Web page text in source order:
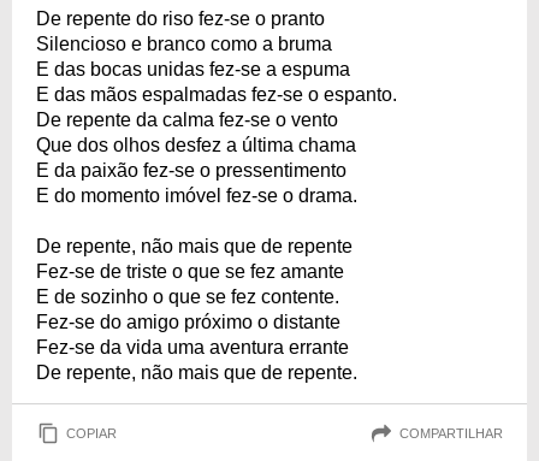
De repente do riso fez-se o pranto
Silencioso e branco como a bruma
E das bocas unidas fez-se a espuma
E das mãos espalmadas fez-se o espanto.
De repente da calma fez-se o vento
Que dos olhos desfez a última chama
E da paixão fez-se o pressentimento
E do momento imóvel fez-se o drama.
De repente, não mais que de repente
Fez-se de triste o que se fez amante
E de sozinho o que se fez contente.
Fez-se do amigo próximo o distante
Fez-se da vida uma aventura errante
De repente, não mais que de repente.
COPIAR COMPARTILHAR